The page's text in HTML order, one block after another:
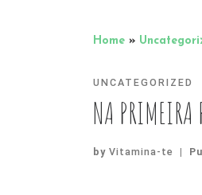
Home »
UNCATEGORIZED
NA
by Vitamina-te |